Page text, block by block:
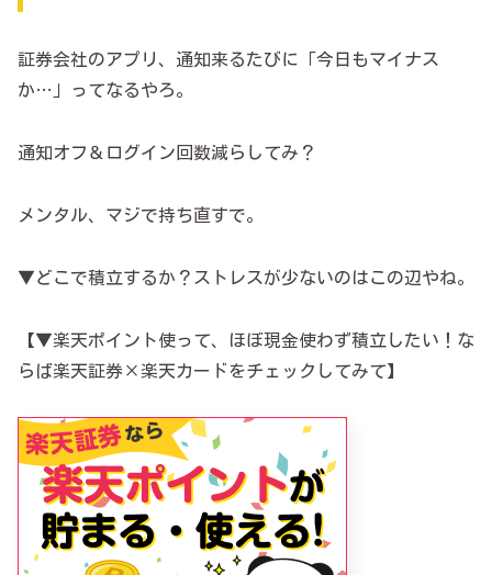
証券会社のアプリ、通知来るたびに「今日もマイナス
か…」ってなるやろ。
通知オフ＆ログイン回数減らしてみ？
メンタル、マジで持ち直すで。
▼どこで積立するか？ストレスが少ないのはこの辺やね。
【▼楽天ポイント使って、ほぼ現金使わず積立したい！な
らば楽天証券×楽天カードをチェックしてみて】